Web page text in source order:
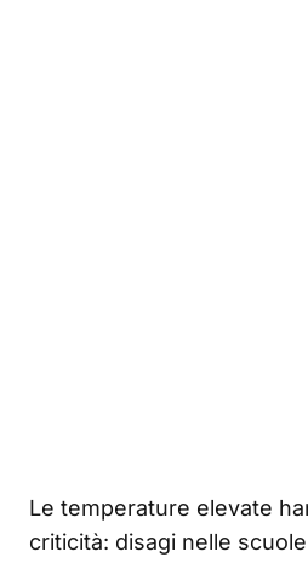
Le temperature elevate
criticità: disagi nelle